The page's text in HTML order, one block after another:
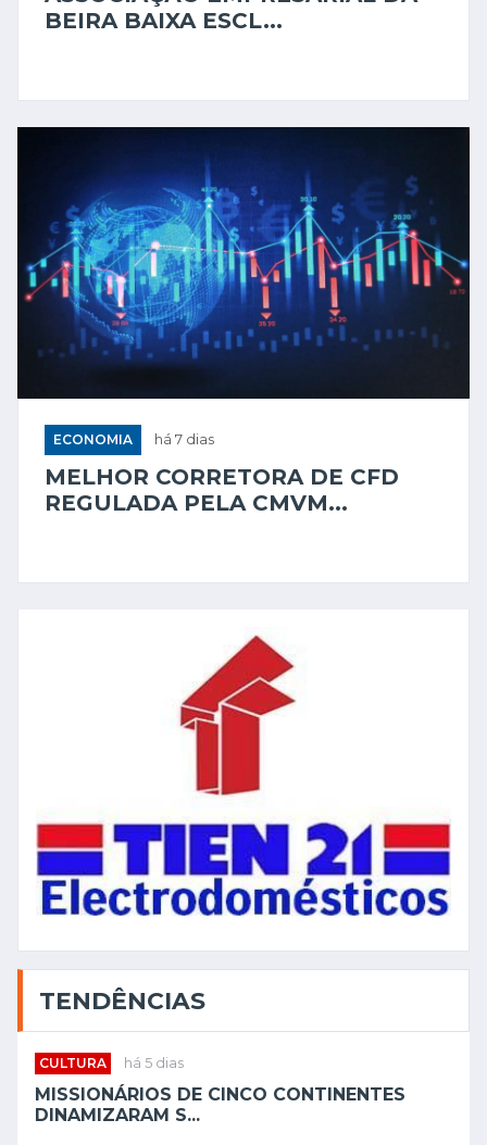
BEIRA BAIXA ESCL...
ECONOMIA há 7 dias
MELHOR CORRETORA DE CFD
REGULADA PELA CMVM...
TENDÊNCIAS
CULTURA há 5 dias
MISSIONÁRIOS DE CINCO CONTINENTES
DINAMIZARAM S...